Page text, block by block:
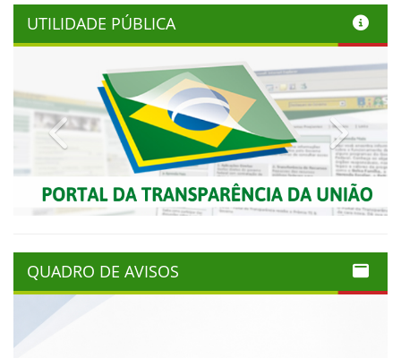
UTILIDADE PÚBLICA
Previous Next
QUADRO DE AVISOS